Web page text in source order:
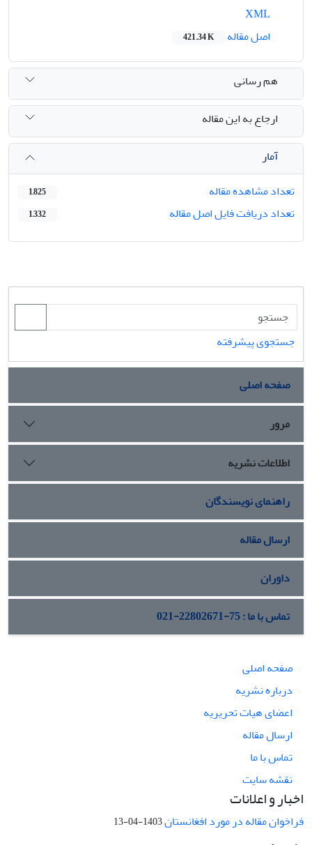
اصل مقاله
421.34 K
هم رسانی
ارجاع به این مقاله
آمار
تعداد مشاهده مقاله
1,825
تعداد دریافت فایل اصل مقاله 1,332
جستجوی پیشرفته
صفحه اصلی
مرور
اطلاعات نشریه
راهنمای نویسندگان
ارسال مقاله
داوران
تماس با ما : 75-22802671-021
صفحه اصلی
درباره نشریه
اعضای هیات تحریریه
ارسال مقاله
تماس با ما
نقشه سایت
اخبار و اعلانات
فراخوان مقاله در مورد افغانستان1403-04-13